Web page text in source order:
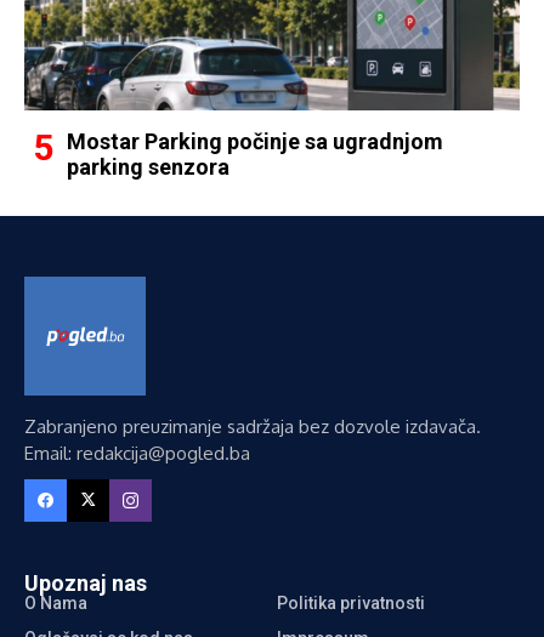
Mostar Parking počinje sa ugradnjom
parking senzora
Zabranjeno preuzimanje sadržaja bez dozvole izdavača.
Email: redakcija@pogled.ba
Upoznaj nas
O Nama
Politika privatnosti